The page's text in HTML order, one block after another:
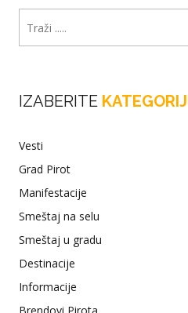
IZABERITE
Vesti
Grad Pirot
Manifestacije
Smeštaj na selu
Smeštaj u gradu
Destinacije
Informacije
Brendovi Pirota